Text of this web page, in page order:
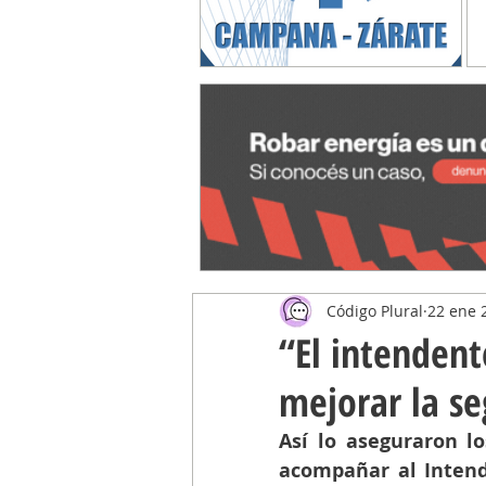
“El
mejorar la
Código Plural 22 ene
Así lo aseguraron
acompañar al